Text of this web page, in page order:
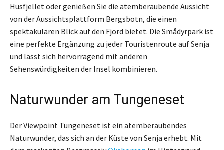
Husfjellet oder genießen Sie die atemberaubende Aussicht
von der Aussichtsplattform Bergsbotn, die einen
spektakulären Blick auf den Fjord bietet. Die Smådyrpark ist
eine perfekte Ergänzung zu jeder Touristenroute auf Senja
und lässt sich hervorragend mit anderen
Sehenswürdigkeiten der Insel kombinieren.
Naturwunder am Tungeneset
Der Viewpoint Tungeneset ist ein atemberaubendes
Naturwunder, das sich an der Küste von Senja erhebt. Mit